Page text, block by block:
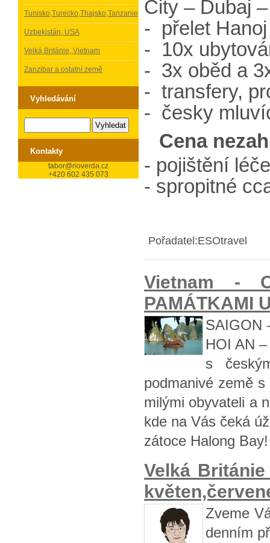
Tunisko,Turecko,Thajsko,Tanzanie
Uzbekistán, USA
Velká Británie, Vietnam
Zanzibar a ostatní země
Vyhledávání
Kontakty
tabor@rioverda.cz
+420 602 435 073
City – Dubaj
- přelet
- 10x
- 3x oběd a
- transfery,
- česky
Cena
- pojištění
- spropitné
Pořadatel:ESOtravel
Vietnam -
PAMÁTKAMI
SAIGON
HOI AN
s
podmanivé země
milými obyvateli a
kde na Vás čeká
zátoce Halong Bay!
Velká
Zveme
denním